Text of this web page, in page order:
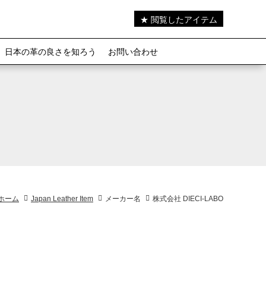
★ 閲覧したアイテム
日本の革の良さを知ろう お問い合わせ
ーム Japan Leather Item メーカー名 株式会社 DIECI-LABO